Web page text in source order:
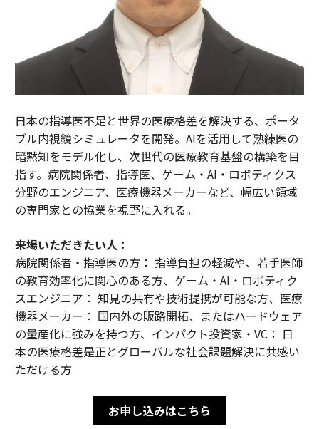
日本の指導医不足と世界の医療格差を解決する、ポータ
ブル内視鏡シミュレータを開発。AIを活用して熟練医の
暗黙知をモデル化し、次世代の医療教育基盤の構築を目
指す。病院関係者、指導医、ゲーム・AI・ロボティクス
分野のエンジニア、医療機器メーカーなど、幅広い領域
の専門家との協業を視野に入れる。
来場いただきたい人：
病院関係者・指導医の方： 指導負担の軽減や、若手医師
の教育効率化に関心のある方、ゲーム・AI・ロボティク
スエンジニア： 知見の共有や技術提携が可能な方、医療
機器メーカー： 国内外の販路開拓、またはハードウェア
の量産化に強みを持つ方、インパクト投資家・VC： 日
本の医療格差是正とグローバルな社会課題解決に共感い
ただける方
お申し込みはこちら